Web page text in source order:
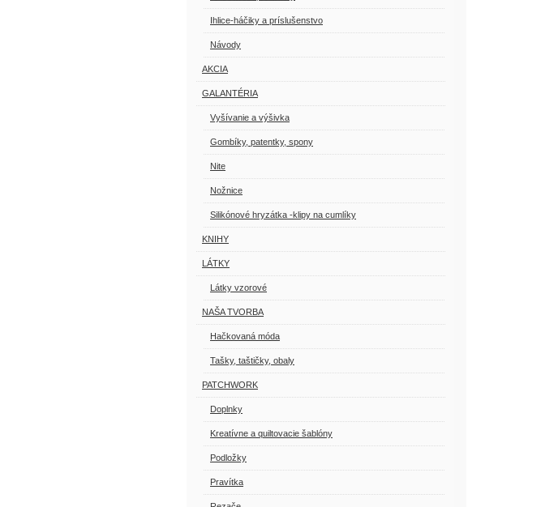
Ihlice-háčiky a príslušenstvo
Návody
AKCIA
GALANTÉRIA
Vyšívanie a výšivka
Gombíky, patentky, spony
Nite
Nožnice
Silikónové hryzátka -klipy na cumlíky
KNIHY
LÁTKY
Látky vzorové
NAŠA TVORBA
Hačkovaná móda
Tašky, taštičky, obaly
PATCHWORK
Doplnky
Kreatívne a quiltovacie šablóny
Podložky
Pravítka